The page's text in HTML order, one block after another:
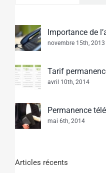
Importance de
novembre 15th, 2013
Tarif
avril 10th, 2014
Permanence
mai 6th, 2014
Articles récents